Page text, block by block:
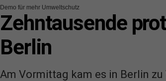
Demo für mehr Umweltschutz
Zehntausende
Berlin
Am Vormittag kam es in Berlin